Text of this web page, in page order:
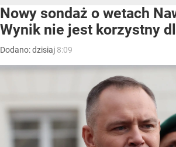
Nowy sondaż o wetach
Wynik nie jest korzystny
Dodano:dzisiaj 8:09